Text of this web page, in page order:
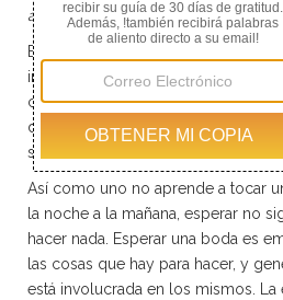
acerca". - Santiago 5:7-8
Esperar es un hecho de la vida. No
inacción, ni a la indiferencia, ni a la
contrario, requiere de mucho
diligente y regular, y de la
ser detenida por el tener que
Así como uno no aprende a tocar
la noche a la mañana, esperar no
hacer nada. Esperar una boda es
las cosas que hay para hacer, y
está involucrada en los mismos.